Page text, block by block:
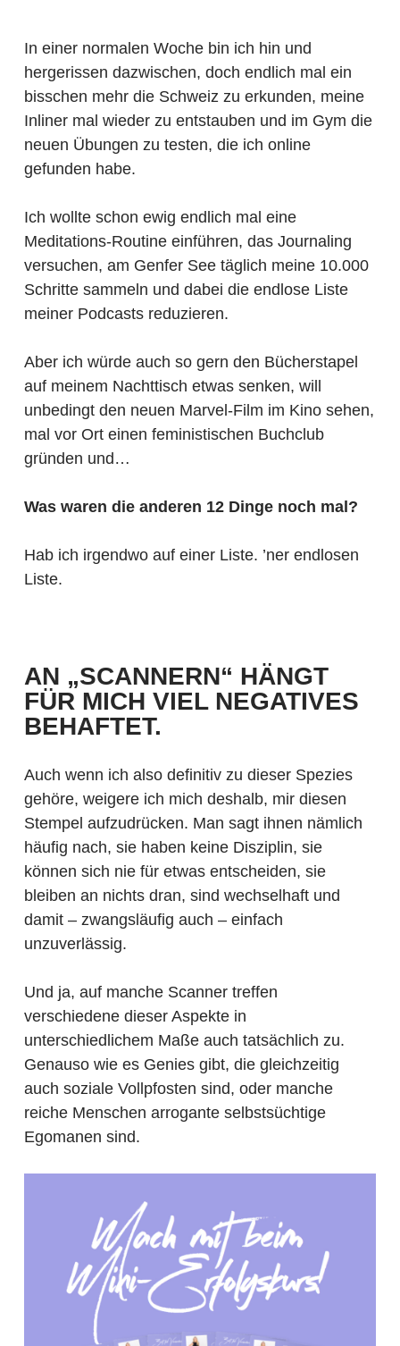
In einer normalen Woche bin ich hin und
hergerissen dazwischen, doch endlich mal ein
bisschen mehr die Schweiz zu erkunden, meine
Inliner mal wieder zu entstauben und im Gym die
neuen Übungen zu testen, die ich online
gefunden habe.
Ich wollte schon ewig endlich mal eine
Meditations-Routine einführen, das Journaling
versuchen, am Genfer See täglich meine 10.000
Schritte sammeln und dabei die endlose Liste
meiner Podcasts reduzieren.
Aber ich würde auch so gern den Bücherstapel
auf meinem Nachttisch etwas senken, will
unbedingt den neuen Marvel-Film im Kino sehen,
mal vor Ort einen feministischen Buchclub
gründen und…
Was waren die anderen 12 Dinge noch mal?
Hab ich irgendwo auf einer Liste. ’ner endlosen
Liste.
AN „SCANNERN“ HÄNGT
FÜR MICH VIEL NEGATIVES
BEHAFTET.
Auch wenn ich also definitiv zu dieser Spezies
gehöre, weigere ich mich deshalb, mir diesen
Stempel aufzudrücken. Man sagt ihnen nämlich
häufig nach, sie haben keine Disziplin, sie
können sich nie für etwas entscheiden, sie
bleiben an nichts dran, sind wechselhaft und
damit – zwangsläufig auch – einfach
unzuverlässig.
Und ja, auf manche Scanner treffen
verschiedene dieser Aspekte in
unterschiedlichem Maße auch tatsächlich zu.
Genauso wie es Genies gibt, die gleichzeitig
auch soziale Vollpfosten sind, oder manche
reiche Menschen arrogante selbstsüchtige
Egomanen sind.